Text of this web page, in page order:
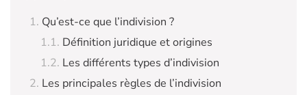
Qu’est-ce que l’indivision ?
Définition juridique et origines
Les différents types d’indivision
Les principales règles de l’indivision